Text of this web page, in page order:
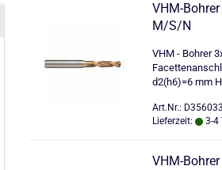
VHM-
M/S/N
VHM - Bohrer
d2(h6)=6 mm
Art.Nr.:
Lieferzeit:
3-4
VHM-